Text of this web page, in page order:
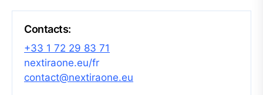
Contacts:
+33 1 72 29 83 71
nextiraone.eu/fr
contact@nextiraone.eu